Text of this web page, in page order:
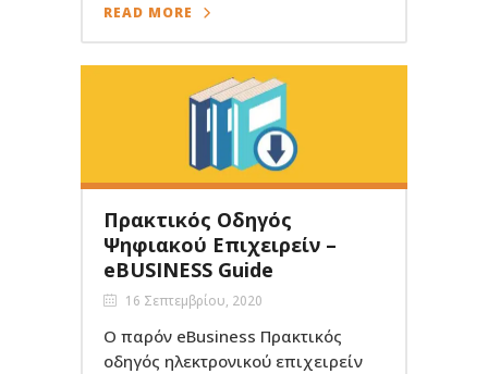
READ MORE
Πρακτικός Οδηγός
Ψηφιακού Επιχειρείν –
eBUSINESS Guide
16 Σεπτεμβρίου, 2020
Ο παρόν eBusiness Πρακτικός
οδηγός ηλεκτρονικού επιχειρείν